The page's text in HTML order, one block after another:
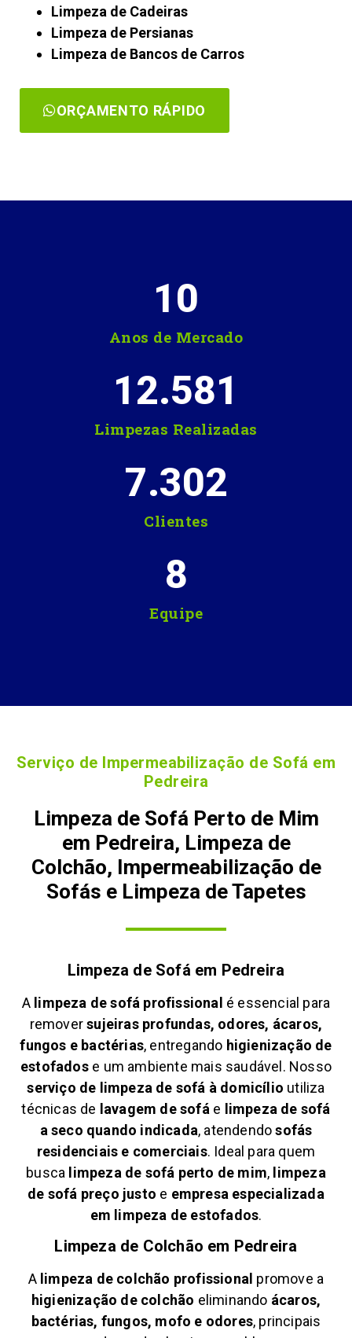
Limpeza de Cadeiras
Limpeza de Persianas
Limpeza de Bancos de Carros
ORÇAMENTO RÁPIDO
Anos de Mercado
10
Limpezas Realizadas
12.581
Clientes
7.302
Equipe
8
Serviço de Impermeabilização de Sofá em
Pedreira
Limpeza de Sofá Perto de Mim
em Pedreira, Limpeza de
Colchão, Impermeabilização de
Sofás e Limpeza de Tapetes
Limpeza de Sofá em Pedreira
A limpeza de sofá profissional é essencial para
removersujeiras profundas, odores, ácaros,
fungos e bactérias, entregando higienização de
estofadose um ambiente mais saudável. Nosso
serviço de limpeza de sofá à domicílio utiliza
técnicas de lavagem de sofá e limpeza de sofá
a seco quando indicada, atendendosofás
residenciais e comerciais. Ideal para quem
busca limpeza de sofá perto de mim, limpeza
de sofá preço justo e empresa especializada
em limpeza de estofados.
Limpeza de Colchão em Pedreira
A limpeza de colchão profissional promove a
higienização de colchão eliminando ácaros,
bactérias, fungos, mofo e odores, principais